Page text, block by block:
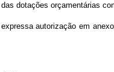
dotações orçamentárias
autorização em